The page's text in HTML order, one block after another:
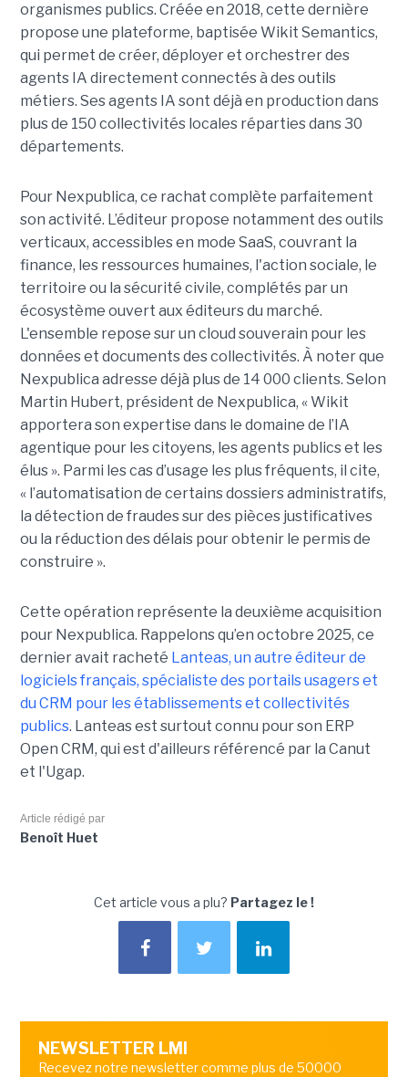
organismes publics. Créée en 2018, cette dernière
propose une plateforme, baptisée Wikit Semantics,
qui permet de créer, déployer et orchestrer des
agents IA directement connectés à des outils
métiers. Ses agents IA sont déjà en production dans
plus de 150 collectivités locales réparties dans 30
départements.
Pour Nexpublica, ce rachat complète parfaitement
son activité. L’éditeur propose notamment des outils
verticaux, accessibles en mode SaaS, couvrant la
finance, les ressources humaines, l'action sociale, le
territoire ou la sécurité civile, complétés par un
écosystème ouvert aux éditeurs du marché.
L'ensemble repose sur un cloud souverain pour les
données et documents des collectivités. À noter que
Nexpublica adresse déjà plus de 14 000 clients. Selon
Martin Hubert, président de Nexpublica, « Wikit
apportera son expertise dans le domaine de l’IA
agentique pour les citoyens, les agents publics et les
élus ». Parmi les cas d’usage les plus fréquents, il cite,
« l’automatisation de certains dossiers administratifs,
la détection de fraudes sur des pièces justificatives
ou la réduction des délais pour obtenir le permis de
construire ».
Cette opération représente la deuxième acquisition
pour Nexpublica. Rappelons qu’en octobre 2025, ce
dernier avait racheté Lanteas, un autre éditeur de
logiciels français, spécialiste des portails usagers et
du CRM pour les établissements et collectivités
publics. Lanteas est surtout connu pour son ERP
Open CRM, qui est d'ailleurs référencé par la Canut
et l'Ugap.
Article rédigé par
Benoît Huet
Cet article vous a plu? Partagez le !
NEWSLETTER LMI
Recevez notre newsletter comme plus de 50000